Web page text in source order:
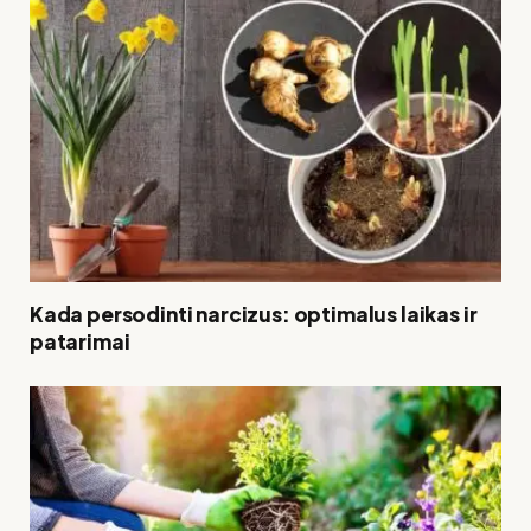
Kada persodinti narcizus: optimalus laikas ir
patarimai